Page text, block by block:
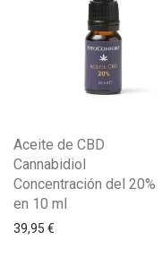
Aceite de CBD
Cannabidiol
Concentración del 20%
en 10 ml
39,95 €